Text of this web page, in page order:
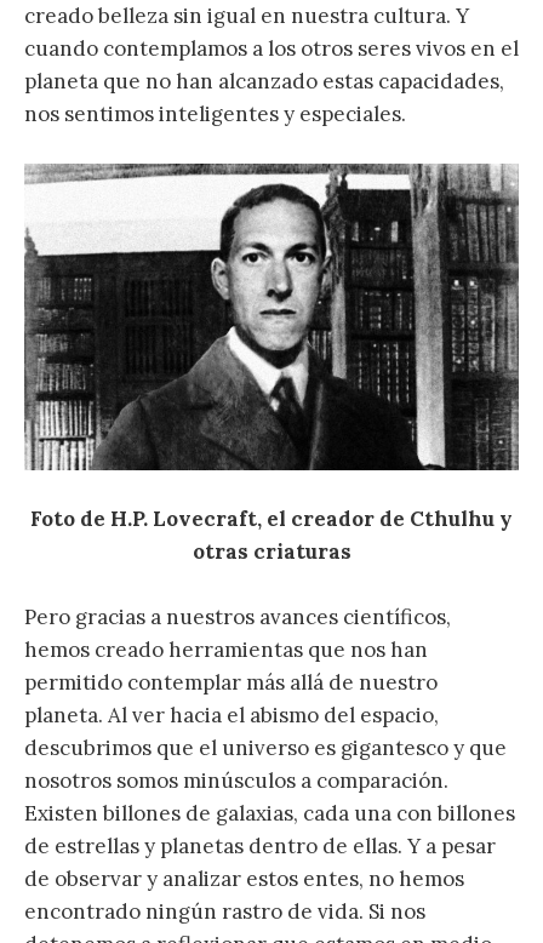
creado belleza sin igual en nuestra cultura. Y
cuando contemplamos a los otros seres vivos en el
planeta que no han alcanzado estas capacidades,
nos sentimos inteligentes y especiales.
Foto de H.P. Lovecraft, el creador de Cthulhu y
otras criaturas
Pero gracias a nuestros avances científicos,
hemos creado herramientas que nos han
permitido contemplar más allá de nuestro
planeta. Al ver hacia el abismo del espacio,
descubrimos que el universo es gigantesco y que
nosotros somos minúsculos a comparación.
Existen billones de galaxias, cada una con billones
de estrellas y planetas dentro de ellas. Y a pesar
de observar y analizar estos entes, no hemos
encontrado ningún rastro de vida. Si nos